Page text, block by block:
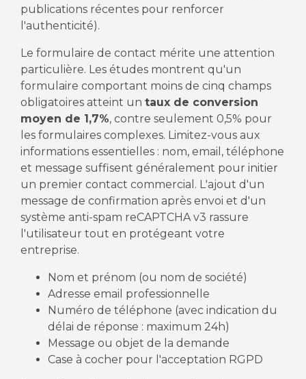
publications récentes pour renforcer
l'authenticité).
Le formulaire de contact mérite une attention
particulière. Les études montrent qu'un
formulaire comportant moins de cinq champs
obligatoires atteint un taux de conversion
moyen de 1,7%, contre seulement 0,5% pour
les formulaires complexes. Limitez-vous aux
informations essentielles : nom, email, téléphone
et message suffisent généralement pour initier
un premier contact commercial. L'ajout d'un
message de confirmation après envoi et d'un
système anti-spam reCAPTCHA v3 rassure
l'utilisateur tout en protégeant votre
entreprise.
Nom et prénom (ou nom de société)
Adresse email professionnelle
Numéro de téléphone (avec indication du
délai de réponse : maximum 24h)
Message ou objet de la demande
Case à cocher pour l'acceptation RGPD